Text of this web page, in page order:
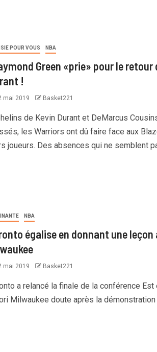
POUR VOUS NBA
Green «prie» pour le retour
!
mai 2019 Basket221
de Kevin Durant et DeMarcus
les Warriors ont dû faire face aux
joueurs. Des absences qui ne semblent
NBA
égalise en donnant une leçon
mai 2019 Basket221
a relancé la finale de la conférence Est
Milwaukee doute après la démonstration